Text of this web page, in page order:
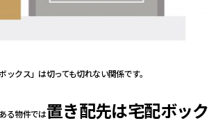
ックス」は切っても切れない関係です。
る物件では置き配先は宅配ボック